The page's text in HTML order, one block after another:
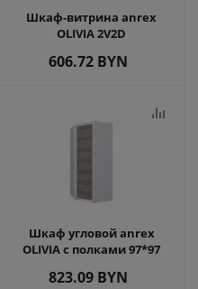
Шкаф-витрина anrex
OLIVIA 2V2D
606.72 BYN
Шкаф угловой anrex
OLIVIA с полками 97*97
823.09 BYN